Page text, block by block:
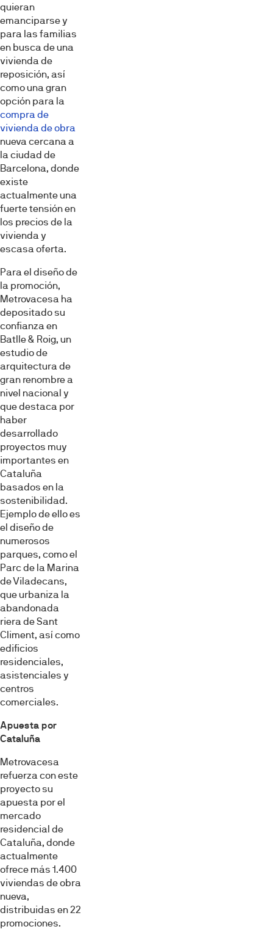
quieran
emanciparse y
para las familias
en busca de una
vivienda de
reposición, así
como una gran
opción para la
compra de
vivienda de obra
nueva cercana a
la ciudad de
Barcelona, donde
existe
actualmente una
fuerte tensión en
los precios de la
vivienda y
escasa oferta.
Para el diseño de
la promoción,
Metrovacesa ha
depositado su
confianza en
Batlle & Roig, un
estudio de
arquitectura de
gran renombre a
nivel nacional y
que destaca por
haber
desarrollado
proyectos muy
importantes en
Cataluña
basados en la
sostenibilidad.
Ejemplo de ello es
el diseño de
numerosos
parques, como el
Parc de la Marina
de Viladecans,
que urbaniza la
abandonada
riera de Sant
Climent, así como
edificios
residenciales,
asistenciales y
centros
comerciales.
Apuesta por
Cataluña
Metrovacesa
refuerza con este
proyecto su
apuesta por el
mercado
residencial de
Cataluña, donde
actualmente
ofrece más 1.400
viviendas de obra
nueva,
distribuidas en 22
promociones.